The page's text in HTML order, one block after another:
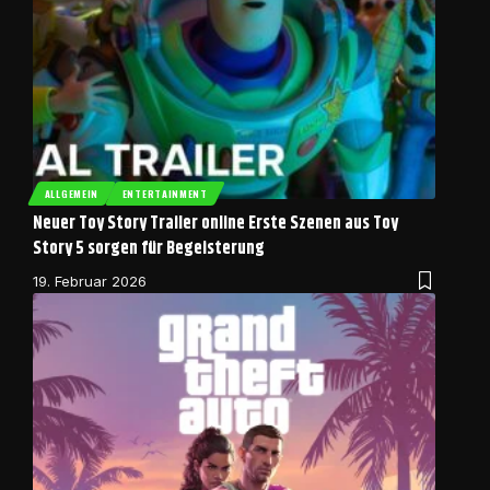
ALLGEMEIN ENTERTAINMENT
Neuer Toy Story Trailer online Erste Szenen aus Toy
Story 5 sorgen für Begeisterung
19. Februar 2026